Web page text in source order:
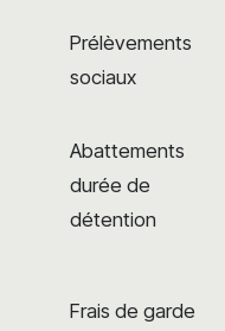
Prélèvements
sociaux
Abattements
durée de
détention
Frais de garde